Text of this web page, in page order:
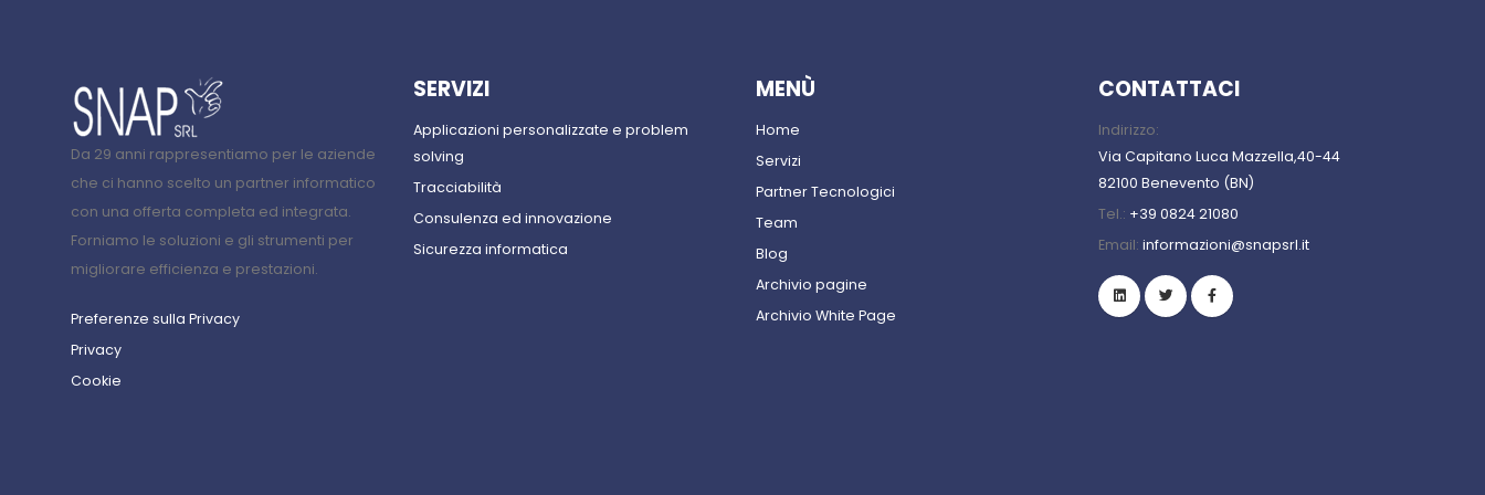
Da 29 anni rappresentiamo per le aziende
che ci hanno scelto un partner informatico
con una offerta completa ed integrata.
Forniamo le soluzioni e gli strumenti per
migliorare efficienza e prestazioni.
Preferenze sulla Privacy
Privacy
Cookie
SERVIZI
Applicazioni personalizzate e problem
solving
Tracciabilità
Consulenza ed innovazione
Sicurezza informatica
MENÙ
Home
Servizi
Partner Tecnologici
Team
Blog
Archivio pagine
Archivio White Page
CONTATTACI
Indirizzo:
Via Capitano Luca Mazzella,40-44
82100 Benevento (BN)
Tel.: +39 0824 21080
Email: informazioni@snapsrl.it